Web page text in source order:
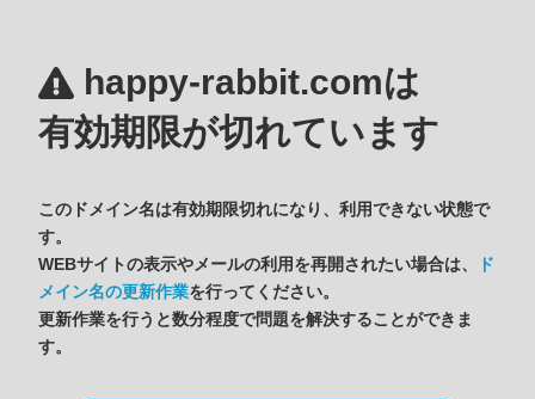
happy-rabbit.comは
有効期限が切れています
このドメイン名は有効期限切れになり、利用できない状態で
す。
WEBサイトの表示やメールの利用を再開されたい場合は、
ド
メイン名の更新作業を行ってください。
更新作業を行うと数分程度で問題を解決することができま
す。